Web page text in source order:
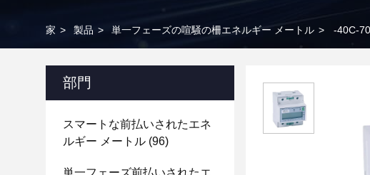
家 > 製品 > 単一フェーズの喧騒の柵エネルギー メートル > -40C-
部門
スマートな前払いされたエネ
ルギー メートル (96)
単一フェーズ前払いされたエ